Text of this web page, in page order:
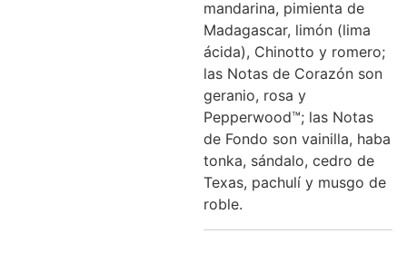
mandarina, pimienta de
Madagascar, limón (lima
ácida), Chinotto y romero;
las Notas de Corazón son
geranio, rosa y
Pepperwood™; las Notas
de Fondo son vainilla, haba
tonka, sándalo, cedro de
Texas, pachulí y musgo de
roble.